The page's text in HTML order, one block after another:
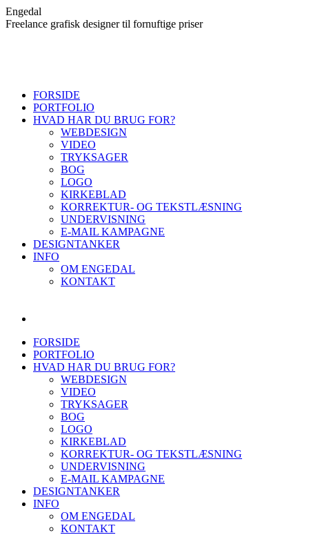
Skip
to
Engedal
Freelance grafisk designer til fornuftige priser
FORSIDE
PORTFOLIO
HVAD HAR DU BRUG FOR?
WEBDESIGN
VIDEO
TRYKSAGER
BOG
LOGO
KIRKEBLAD
KORREKTUR- OG TEKSTLÆSNING
UNDERVISNING
E-MAIL KAMPAGNE
DESIGNTANKER
INFO
OM ENGEDAL
KONTAKT
FORSIDE
PORTFOLIO
HVAD HAR DU BRUG FOR?
WEBDESIGN
VIDEO
TRYKSAGER
BOG
LOGO
KIRKEBLAD
KORREKTUR- OG TEKSTLÆSNING
UNDERVISNING
E-MAIL KAMPAGNE
DESIGNTANKER
INFO
OM ENGEDAL
KONTAKT